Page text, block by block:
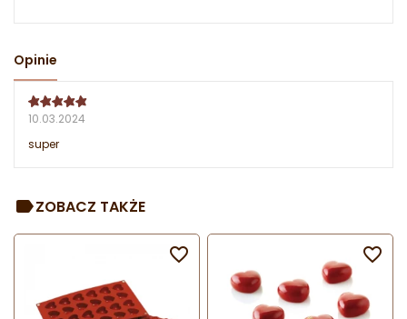
Opinie
10.03.2024
super
ZOBACZ TAKŻE
 